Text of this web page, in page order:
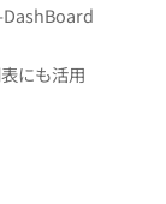
DashBoard
にも活用